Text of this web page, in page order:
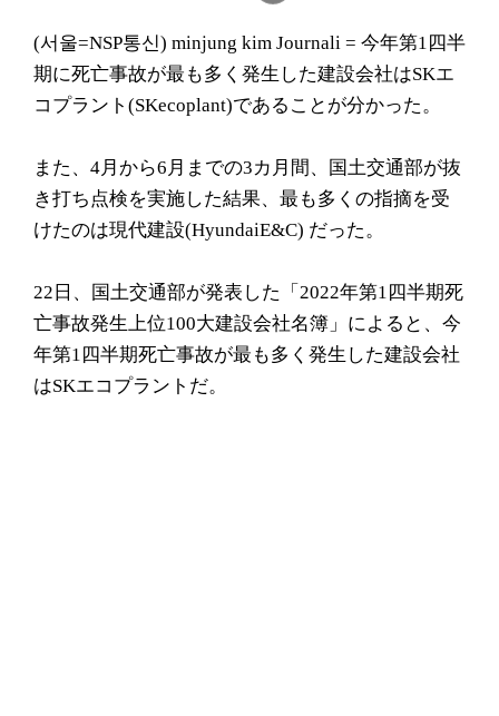
(서울=NSP통신) minjung kim Journali = 今年第1四半
期に死亡事故が最も多く発生した建設会社はSKエ
コプラント(SKecoplant)であることが分かった。
また、4月から6月までの3カ月間、国土交通部が抜
き打ち点検を実施した結果、最も多くの指摘を受
けたのは現代建設(HyundaiE&C) だった。
22日、国土交通部が発表した「2022年第1四半期死
亡事故発生上位100大建設会社名簿」によると、今
年第1四半期死亡事故が最も多く発生した建設会社
はSKエコプラントだ。